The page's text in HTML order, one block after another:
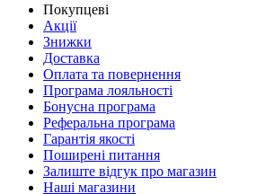
Покупцеві
Акції
Знижки
Доставка
Оплата та повернення
Програма лояльності
Бонусна програма
Реферальна програма
Гарантія якості
Поширені питання
Залиште відгук про магазин
Наші магазини